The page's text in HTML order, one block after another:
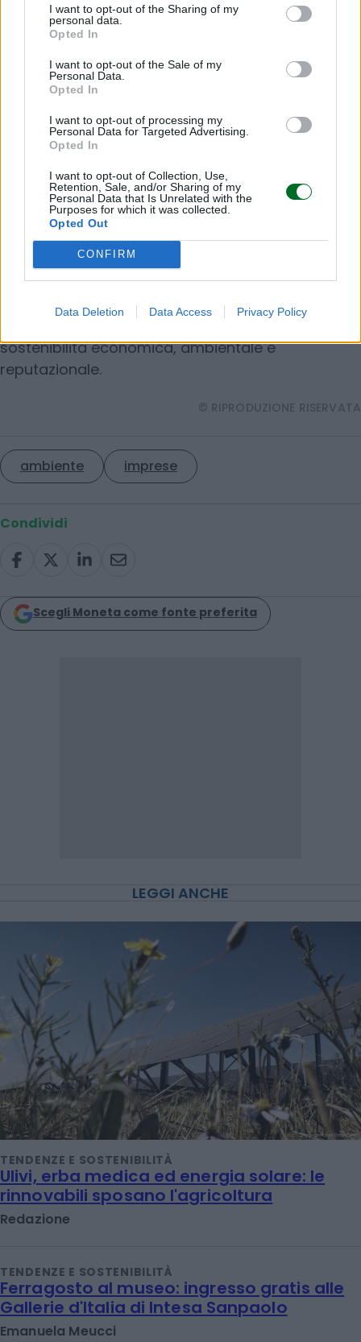
I want to opt-out of the Sharing of my
personal data.
Opted In
I want to opt-out of the Sale of my
Personal Data.
Opted In
I want to opt-out of processing my
Personal Data for Targeted Advertising.
Opted In
I want to opt-out of Collection, Use,
Retention, Sale, and/or Sharing of my
Personal Data that Is Unrelated with the
Purposes for which it was collected.
Opted Out
CONFIRM
Data Deletion Data Access Privacy Policy
Introdurre misure pratiche per evitare errori e
fuoriuscite, come valvole di sicurezza,
acque meteoriche.
Risposta immediata agli incidenti
In caso di emergenza, attivare
tempestivamente un intervento specializzato
per contenere la contaminazione.
Tutelare l’ambiente non è solo una questione
etica, ma anche una scelta strategica per la
sopravvivenza e la crescita delle imprese.
Adottare misure di prevenzione significa
sostenibilità economica, ambientale e
reputazionale.
© RIPRODUZIONE RISERVATA
ambiente imprese
Condividi
Scegli Moneta come fonte preferita
LEGGI ANCHE
TENDENZE E SOSTENIBILITÀ
Ulivi, erba medica ed energia solare: le
rinnovabili sposano l'agricoltura
Redazione
TENDENZE E SOSTENIBILITÀ
Ferragosto al museo: ingresso gratis alle
Gallerie d'Italia di Intesa Sanpaolo
Emanuela Meucci